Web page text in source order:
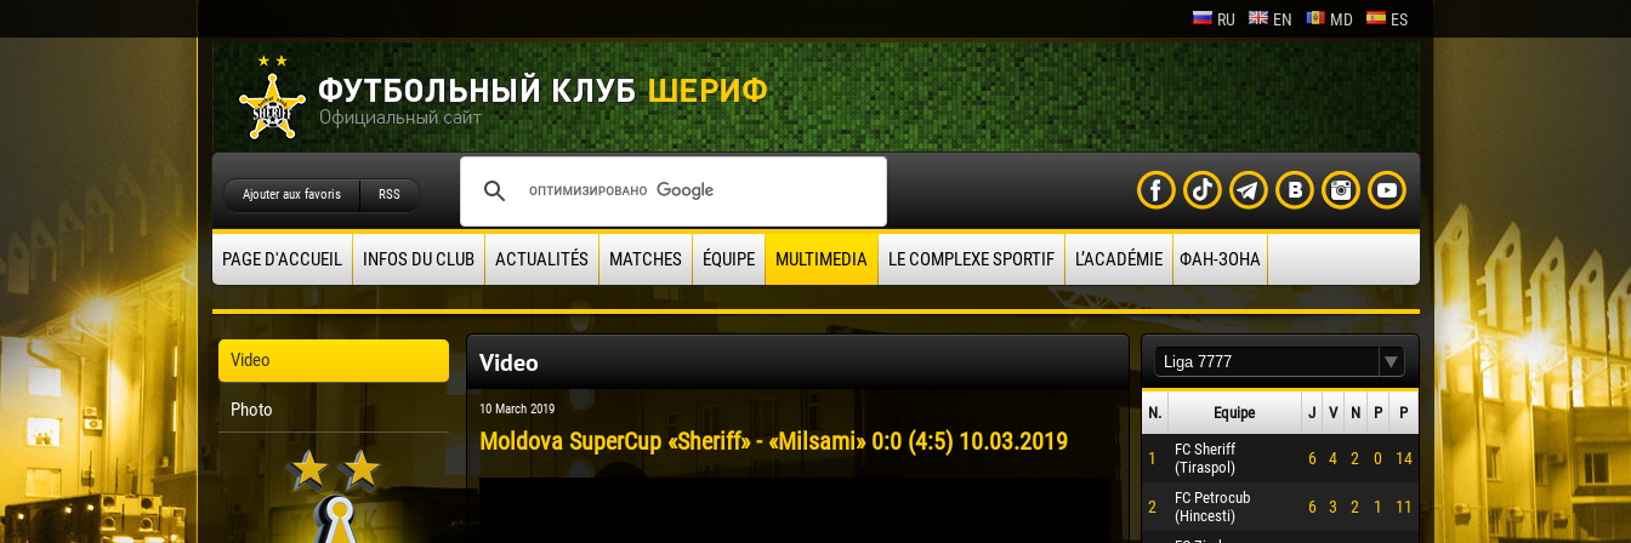
RU EN MD ES
Ajouter aux favoris RSS
PAGE D'ACCUEIL INFOS DU CLUB ACTUALITÉS MATCHES ÉQUIPE MULTIMEDIA LE COMPLEXE SPORTIF L’ACADÉMIE ФАН-ЗОНА
Video
Photo
Video
10 March 2019
Moldova SuperCup «Sheriff» - «Milsami» 0:0 (4:5) 10.03.2019
N. Equipe J V N P P
1
FC Sheriff
(Tiraspol)
6 4 2 0 14
2
FC Petrocub
(Hincesti)
6 3 2 1 11